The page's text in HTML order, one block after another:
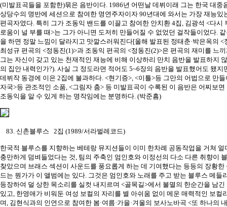
(미발표곡들을 포함한)묶은 음반이다. 1986년 어떤날 데뷔이래 그는 한국 대중
상당수의 명반에 세션으로 참여한 명연주자이자 90년대에 와서는 가장 재능있
편곡자였다. 특히 그가 조동익 밴드를 이끌고 참여한 안치환 4집, 김광석 <다시
로움이 널 부를 때>는 그가 아니면 도저히 만들어질 수 없었던 걸작들이었다.
을 하면 정말 느낌이 달라지고 맛깔스러워진다[올해 발표된 정태춘·박은옥의
최성규 편곡의 <정동진(1)>과 조동익 편곡의 <정동진(2)>은 편곡의 재미를 느
그는 자신이 갖고 있는 천재적인 재능에 비해 이상하리 만치 음반을 발표하지
의 집안 내력인가?). 사실 그 정도라면 적어도 5~6장의 음반을 발표했어도 됐지
데뷔작 동경에 이은 2집에 불과하다. <현기증>, <이틀>등 그만의 어법으로 만
자국>등 관조적인 소품, <그림자 춤> 등 미발표곡이 수록된 이 음반은 어찌보
조동익을 알 수 있게 하는 명작임에는 분명하다. (박준흠)
83. 신촌블루스 2집 (1989/서라벌레코드)
한국적 블루스를 지향하는 베테랑 뮤지션들이 이미 한차례 공동작업을 거쳐
충만하게 덤벼들었다는 것, 팀의 주축인 엄인호와 이정선의 다소 다른 취향이
찾았으며 브래스 섹션이 사운드를 풍요롭게 하는 데 기여했다는 등등의 장황
드는 뭔가가 이 앨범에는 있다. 그것은 엄인호와 노래를 주고 받는 블루스 메들
등장하여 덜 상한 목소리를 실컷 내지르며 <골목길>에서 불멸의 한순간을 남
있고, 한영애가 비워둔 여성 보컬의 자리를 별 아쉬움 없이 메운 매력적인 보컬
며, 김현식과의 인연으로 참여한 봄·여름·가을·겨울의 보사노바곡 <또 하나의